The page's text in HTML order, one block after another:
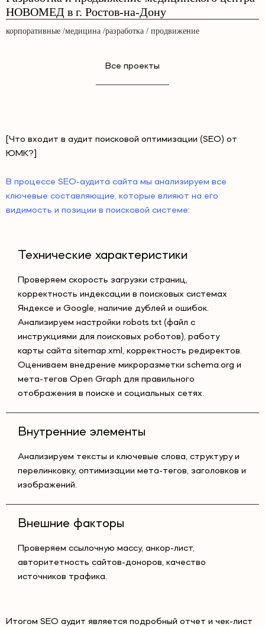
НОВОМЕД в г. Ростов-на-Дону
корпоративные /медицина /разработка / продвижение
Все проекты
[Что входит в аудит поисковой оптимизации (SEO) от
ЮМК?]
В процессе SEO-аудита сайта мы анализируем все
ключевые составляющие, которые влияют на его
видимость и позиции в поисковой системе:
Технические характеристики
Проверяем скорость загрузки страниц,
корректность индексации в поисковых системах
Яндексе и Google, наличие дублей и ошибок.
Анализируем настройки robots.txt (файл с
инструкциями для поисковых роботов), работу
карты сайта sitemap.xml, корректность редиректов.
Оцениваем внедрение микроразметки schema.org и
мета-тегов Open Graph для правильного
отображения в поиске и социальных сетях.
Внутренние элементы
Анализируем тексты и ключевые слова, структуру и
перелинковку, оптимизации мета-тегов, заголовков и
изображений.
Внешние факторы
Проверяем ссылочную массу, анкор-лист,
авторитетность сайтов-доноров, качество
источников трафика.
Итогом SEO аудит является подробный отчет и чек-лист